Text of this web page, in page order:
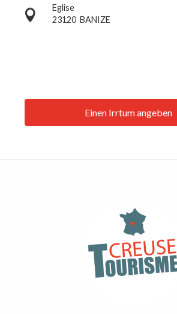
Eglise
23120 BANIZE
Einen Irrtum angeben